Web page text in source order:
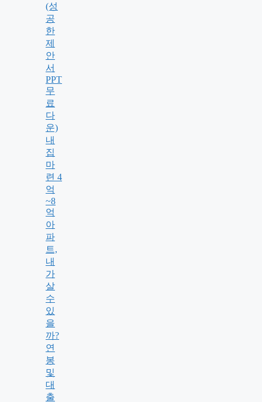
(성
공
한
제
안
서
PPT
무
료
다
운)
내
집
마
련 4
억
~8
억
아
파
트,
내
가
살
수
있
을
까?
연
봉
및
대
출